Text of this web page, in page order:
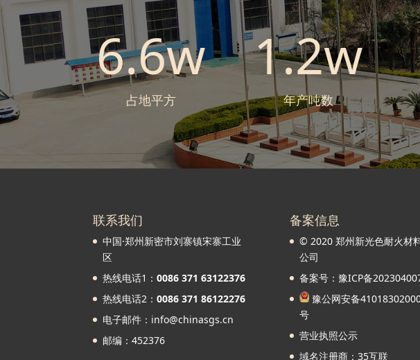
6.6w
占地平方
1.2w
年产吨数
联系我们
中国·郑州新密市刘寨镇宋寨工业
区
热线电话1：0086 371 63122376
热线电话2：0086 371 86122276
电子邮件：info@chinasgs.cn
邮编：452376
备案信息
© 2020 郑州新光色耐火材
公司
备案号：豫ICP备
豫公网安备
号
营业执照公示
域名注册商：35互联